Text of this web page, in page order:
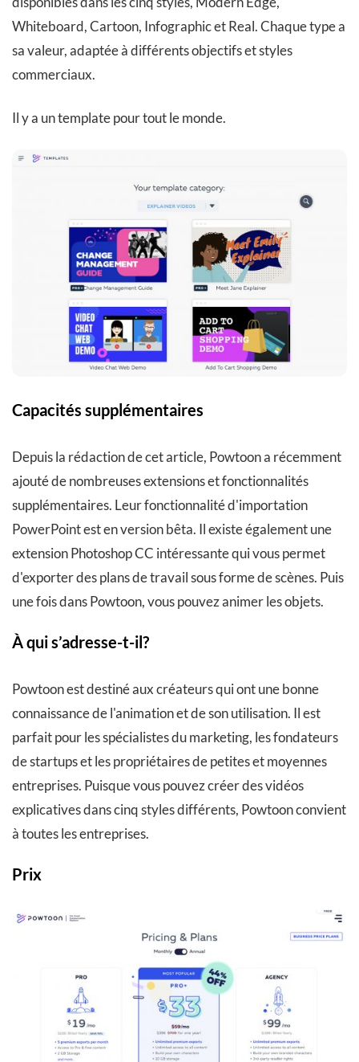
Whiteboard, Cartoon, Infographic et Real. Chaque type a
sa valeur, adaptée à différents objectifs et styles
commerciaux.
Il y a un template pour tout le monde.
Capacités supplémentaires
Depuis la rédaction de cet article, Powtoon a récemment
ajouté de nombreuses extensions et fonctionnalités
supplémentaires. Leur fonctionnalité d'importation
PowerPoint est en version bêta. Il existe également une
extension Photoshop CC intéressante qui vous permet
d'exporter des plans de travail sous forme de scènes. Puis
une fois dans Powtoon, vous pouvez animer les objets.
À qui s’adresse-t-il?
Powtoon est destiné aux créateurs qui ont une bonne
connaissance de l'animation et de son utilisation. Il est
parfait pour les spécialistes du marketing, les fondateurs
de startups et les propriétaires de petites et moyennes
entreprises. Puisque vous pouvez créer des vidéos
explicatives dans cinq styles différents, Powtoon convient
à toutes les entreprises.
Prix